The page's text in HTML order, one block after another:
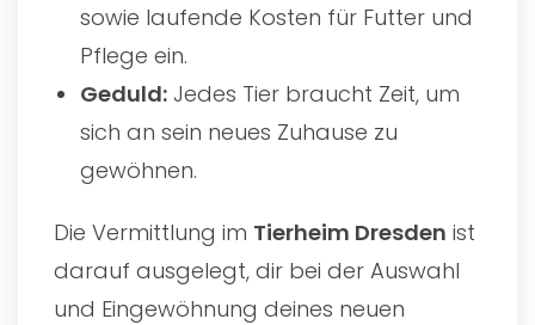
sowie laufende Kosten für Futter und
Pflege ein.
Geduld: Jedes Tier braucht Zeit, um
sich an sein neues Zuhause zu
gewöhnen.
Die Vermittlung im Tierheim Dresden ist
darauf ausgelegt, dir bei der Auswahl
und Eingewöhnung deines neuen